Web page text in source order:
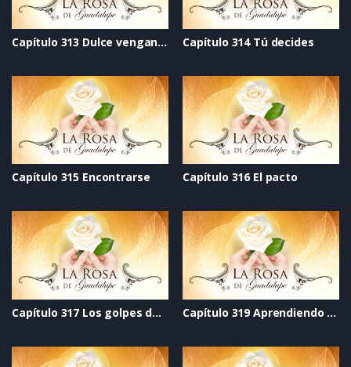
Capítulo 313 Dulce venganza Capítulo 314 Tú decides
Capítulo 315 Encontrarse Capítulo 316 El pacto
Capítulo 317 Los golpes de la vida Capítulo 319 Aprendiendo a educar